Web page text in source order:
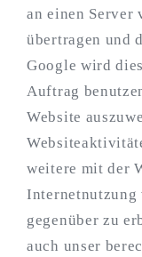
an einen Server
übertragen und
Google wird
Auftrag
Website
weitere mit der
Internetnutzung
gegenüber zu
auch unser